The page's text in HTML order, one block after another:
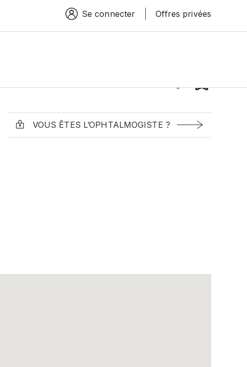
Espace connexion
Se connecter Offres privées
VOUS ÊTES L’OPHTALMOGISTE ?